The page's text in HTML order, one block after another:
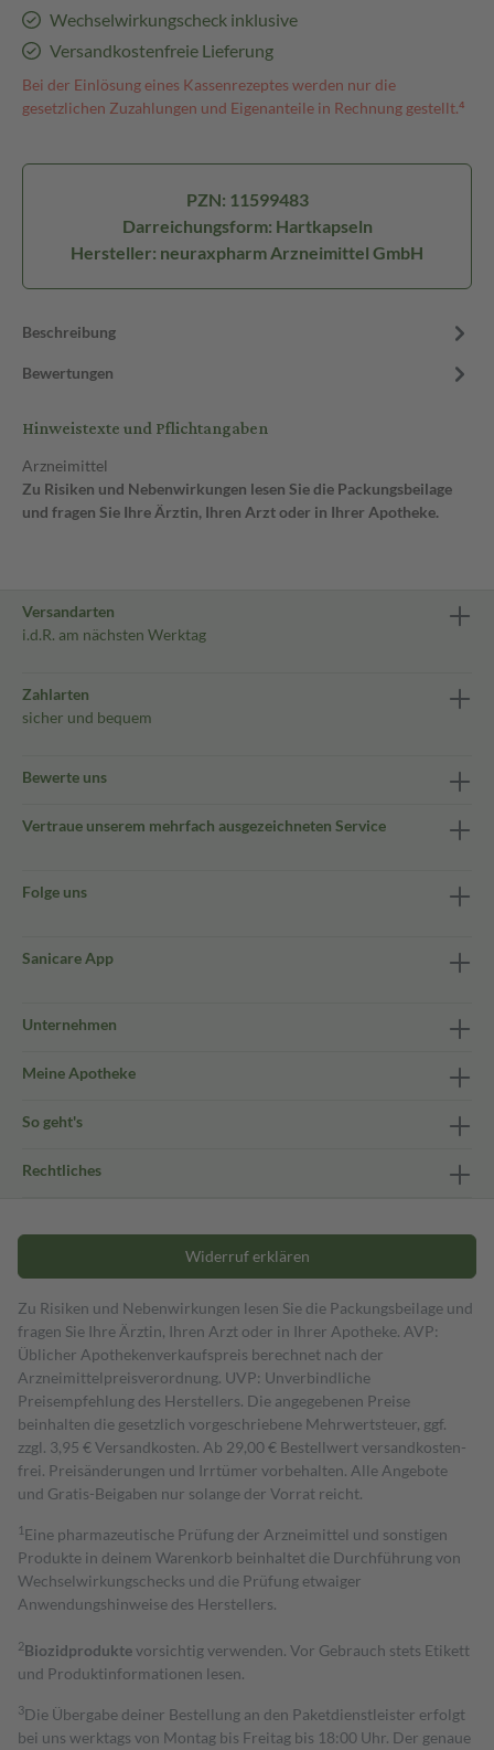
Wechselwirkungscheck inklusive
Versandkostenfreie Lieferung
Bei der Einlösung eines Kassenrezeptes werden nur die
gesetzlichen Zuzahlungen und Eigenanteile in Rechnung gestellt.⁴
PZN: 11599483
Darreichungsform: Hartkapseln
Hersteller: neuraxpharm Arzneimittel GmbH
Beschreibung
Bewertungen
Hinweistexte und Pflichtangaben
Arzneimittel
Zu Risiken und Nebenwirkungen lesen Sie die Packungsbeilage
und fragen Sie Ihre Ärztin, Ihren Arzt oder in Ihrer Apotheke.
Versandarten
i.d.R. am nächsten Werktag
Zahlarten
sicher und bequem
Bewerte uns
Vertraue unserem mehrfach ausgezeichneten Service
Folge uns
Sanicare App
Unternehmen
Meine Apotheke
So geht's
Rechtliches
Widerruf erklären
Zu Risiken und Nebenwirkungen lesen Sie die Packungsbeilage und
fragen Sie Ihre Ärztin, Ihren Arzt oder in Ihrer Apotheke. AVP:
Üblicher Apothekenverkaufspreis berechnet nach der
Arzneimittelpreisverordnung. UVP: Unverbindliche
Preisempfehlung des Herstellers. Die angegebenen Preise
beinhalten die gesetzlich vorgeschriebene Mehrwertsteuer, ggf.
zzgl. 3,95 € Versandkosten. Ab 29,00 € Bestell­wert versand­kosten­
frei. Preisänderungen und Irrtümer vorbehalten. Alle Angebote
und Gratis-Beigaben nur solange der Vorrat reicht.
1 Eine pharmazeutische Prüfung der Arzneimittel und sonstigen
Produkte in deinem Warenkorb beinhaltet die Durchführung von
Wechselwirkungschecks und die Prüfung etwaiger
Anwendungshinweise des Herstellers.
2Biozidproduktevorsichtig verwenden. Vor Gebrauch stets Etikett
und Produktinformationen lesen.
3Die Übergabe deiner Bestellung an den Paketdienstleister erfolgt
bei uns werktags von Montag bis Freitag bis 18:00 Uhr. Der genaue